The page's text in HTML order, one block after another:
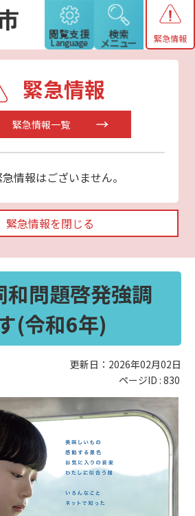
緊急情報
緊急情報
緊急情報一覧
情報はございません。
緊急情報を閉じる
和問題啓発強調
(令和6年)
更新日：2026年02月02日
ページID : 830